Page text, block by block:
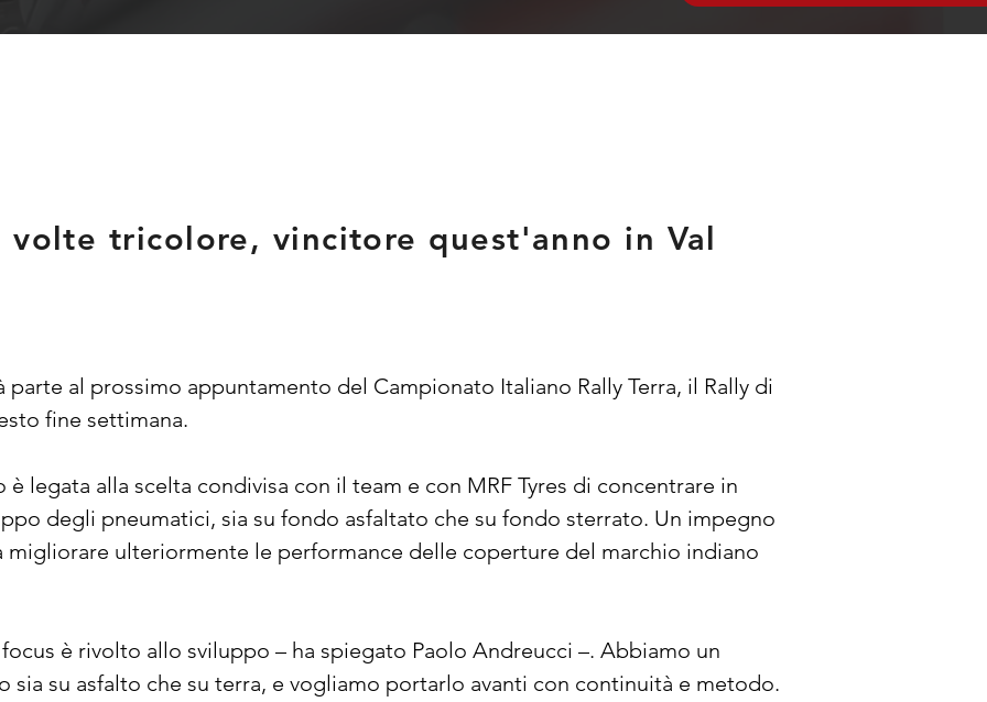
volte tricolore, vincitore quest'anno in Val
al prossimo appuntamento del Campionato Italiano Rally Terra, il Rally di
fine settimana.
è legata alla scelta condivisa con il team e con MRF Tyres di concentrare in
degli pneumatici, sia su fondo asfaltato che su fondo sterrato. Un impegno
ulteriormente le performance delle coperture del marchio indiano
è rivolto allo sviluppo – ha spiegato Paolo Andreucci –. Abbiamo un
sia su asfalto che su terra, e vogliamo portarlo avanti con continuità e metodo.